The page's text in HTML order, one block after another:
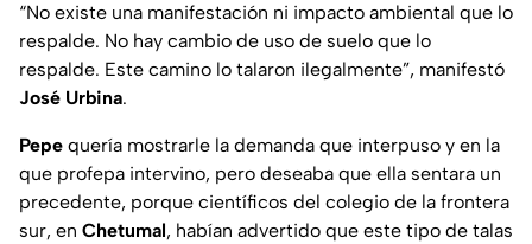
“No existe una manifestación ni impacto ambiental que lo
respalde. No hay cambio de uso de suelo que lo
respalde. Este camino lo talaron ilegalmente”, manifestó
José Urbina.
Pepe quería mostrarle la demanda que interpuso y en la
que profepa intervino, pero deseaba que ella sentara un
precedente, porque científicos del colegio de la frontera
sur, en Chetumal, habían advertido que este tipo de talas